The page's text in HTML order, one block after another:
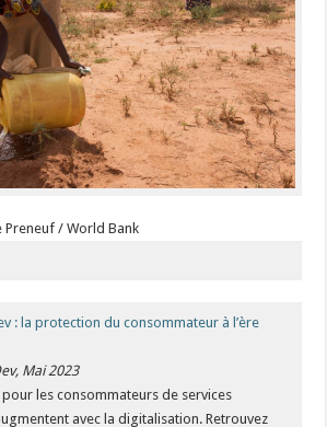
/ World Bank
: la protection du consommateur à l’ère
Mai 2023
pour les consommateurs de services
avec la digitalisation. Retrouvez